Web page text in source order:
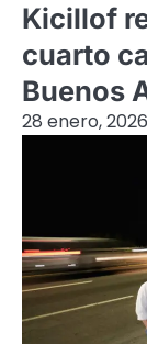
Kicillof
cuarto
Buenos
28 enero, 2026